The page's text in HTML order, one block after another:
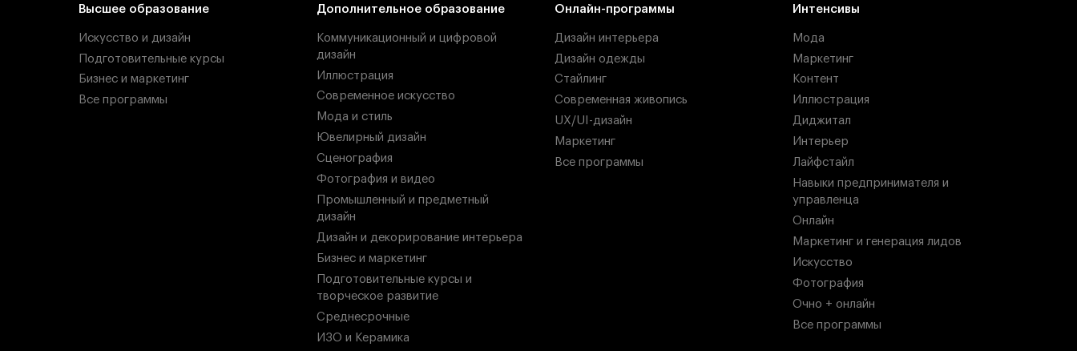
Высшее образование
Искусство и дизайн
Подготовительные курсы
Бизнес и маркетинг
Все программы
Дополнительное образование
Коммуникационный и цифровой
дизайн
Иллюстрация
Современное искусство
Мода и стиль
Ювелирный дизайн
Сценография
Фотография и видео
Промышленный и предметный
дизайн
Дизайн и декорирование интерьера
Бизнес и маркетинг
Подготовительные курсы и
творческое развитие
Среднесрочные
ИЗО и Керамика
Онлайн-программы
Дизайн интерьера
Дизайн одежды
Стайлинг
Современная живопись
UX/UI-дизайн
Маркетинг
Все программы
Интенсивы
Мода
Маркетинг
Контент
Иллюстрация
Диджитал
Интерьер
Лайфстайл
Навыки предпринимателя и
управленца
Онлайн
Маркетинг и генерация лидов
Искусство
Фотография
Очно + онлайн
Все программы